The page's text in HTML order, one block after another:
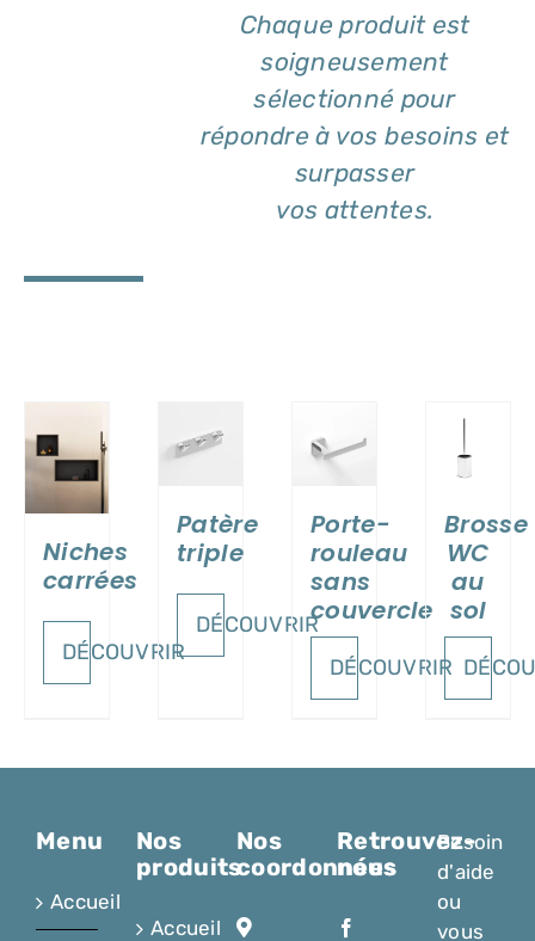
Chaque produit est
soigneusement
sélectionné pour
répondre à vos besoins et
surpasser
vos attentes.
Niches
carrées
DÉCOUVRIR
DÉTAILS
Patère
triple
DÉCOUVRIR
Porte-
rouleau
sans
couvercle
DÉCOUVRIR
DÉTAILS
Brosse
WC
au
sol
Menu
Accueil
Nos
produits
Accueil
Nos
coordonnées
Retrouvez-
nous
Besoin
d'aide
ou
vous